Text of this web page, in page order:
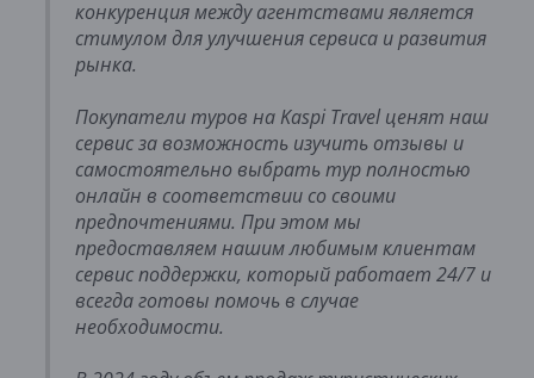
конкуренция между агентствами является
стимулом для улучшения сервиса и развития
рынка.
Покупатели туров на Kaspi Travel ценят наш
сервис за возможность изучить отзывы и
самостоятельно выбрать тур полностью
онлайн в соответствии со своими
предпочтениями. При этом мы
предоставляем нашим любимым клиентам
сервис поддержки, который работает 24/7 и
всегда готовы помочь в случае
необходимости.